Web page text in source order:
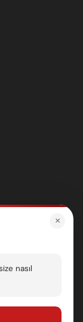
×
nasıl